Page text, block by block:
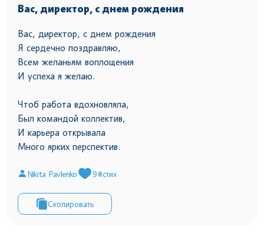
Вас, директор, с днем рождения
Вас, директор, с днем рождения
Я сердечно поздравляю,
Всем желаньям воплощения
И успеха я желаю.
Чтоб работа вдохновляла,
Был командой коллектив,
И карьера открывала
Много ярких перспектив.
Nikita Pavlenko 9#стих
Скопировать